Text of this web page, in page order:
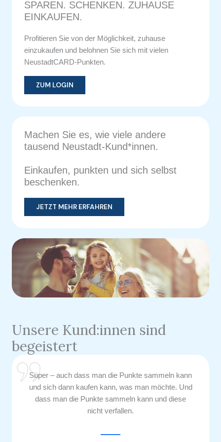
SPAREN. SCHENKEN. ZUHAUSE
EINKAUFEN.
Profitieren Sie von der Möglichkeit, zuhause
einzukaufen und belohnen Sie sich mit vielen
NeustadtCARD-Punkten.
ZUM LOGIN
Machen Sie es, wie viele andere
tausend Neustadt-Kund*innen.
Einkaufen, punkten und sich selbst
beschenken.
JETZT MEHR ERFAHREN
Unsere Kund:innen sind
begeistert
Super – auch dass man die Punkte sammeln kann
und sich dann kaufen kann, was man möchte. Und
dass man die Punkte sammeln kann und diese
nicht verfallen.